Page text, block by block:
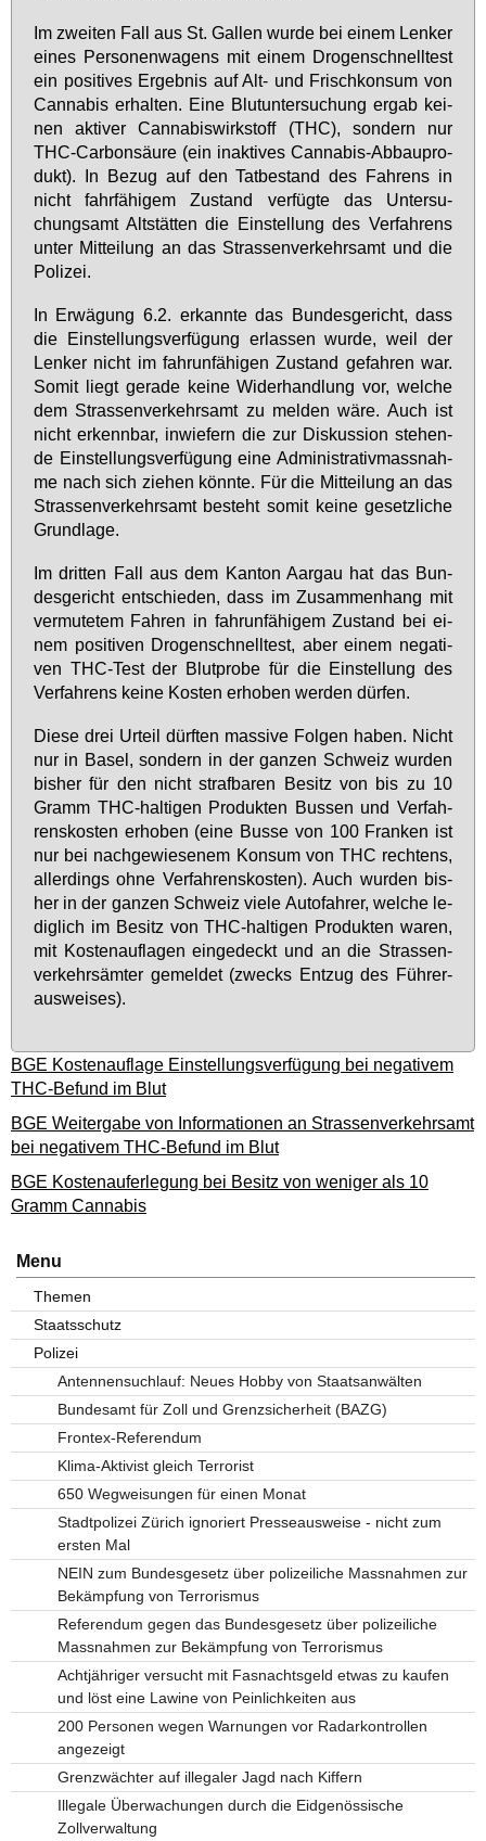
Im zwei­ten Fall aus St. Gal­len wur­de bei ei­nem Len­ker
ei­nes Per­so­nen­wa­gens mit ei­nem Dro­gen­schnell­test
ein po­si­ti­ves Er­geb­nis auf Alt- und Frisch­kon­sum von
Can­na­bis er­hal­ten. Ei­ne Blut­un­ter­su­chung er­gab kei­
nen ak­ti­ver Can­na­bis­wirk­stoff (THC), son­dern nur
THC-Car­bon­säu­re (ein in­ak­ti­ves Can­na­bis-Ab­bau­pro­
dukt). In Be­zug auf den Tat­be­stand des Fah­rens in
nicht fahr­fä­hi­gem Zu­stand ver­füg­te das Un­ter­su­
chungs­amt Alt­stät­ten die Ein­stel­lung des Ver­fah­rens
un­ter Mit­tei­lung an das Stras­sen­ver­kehrs­amt und die
Po­li­zei.
In Er­wä­gung 6.2. er­kann­te das Bun­des­ge­richt, dass
die Ein­stel­lungs­ver­fü­gung er­las­sen wur­de, weil der
Len­ker nicht im fahr­un­fä­hi­gen Zu­stand ge­fah­ren war.
So­mit liegt ge­ra­de kei­ne Wi­der­hand­lung vor, wel­che
dem Stras­sen­ver­kehrs­amt zu mel­den wä­re. Auch ist
nicht er­kenn­bar, in­wie­fern die zur Dis­kus­si­on ste­hen­
de Ein­stel­lungs­ver­fü­gung ei­ne Ad­mi­nis­tra­tiv­mass­nah­
me nach sich zie­hen könn­te. Für die Mit­tei­lung an das
Stras­sen­ver­kehrs­amt be­steht so­mit kei­ne ge­setz­li­che
Grund­la­ge.
Im drit­ten Fall aus dem Kan­ton Aar­gau hat das Bun­
des­ge­richt ent­schie­den, dass im Zu­sam­men­hang mit
ver­mu­te­tem Fah­ren in fahr­un­fä­hi­gem Zu­stand bei ei­
nem po­si­ti­ven Dro­gen­schnell­test, aber ei­nem ne­ga­ti­
ven THC-Test der Blut­pro­be für die Ein­stel­lung des
Ver­fah­rens kei­ne Kos­ten er­ho­ben wer­den dür­fen.
Die­se drei Ur­teil dürf­ten mas­si­ve Fol­gen ha­ben. Nicht
nur in Ba­sel, son­dern in der gan­zen Schweiz wur­den
bis­her für den nicht straf­ba­ren Be­sitz von bis zu 10
Gramm THC-hal­ti­gen Pro­duk­ten Bus­sen und Ver­fah­
rens­kos­ten er­ho­ben (ei­ne Bus­se von 100 Fran­ken ist
nur bei nach­ge­wie­se­nem Kon­sum von THC rech­tens,
al­ler­dings oh­ne Ver­fah­rens­kos­ten). Auch wur­den bis­
her in der gan­zen Schweiz vie­le Au­to­fah­rer, wel­che le­
dig­lich im Be­sitz von THC-hal­ti­gen Pro­duk­ten wa­ren,
mit Kos­ten­auf­la­gen ein­ge­deckt und an die Stras­sen­
ver­kehrs­äm­ter ge­mel­det (zwecks Ent­zug des Füh­rer­
aus­wei­ses).
BGE Kostenauflage Einstellungsverfügung bei negativem
THC-Befund im Blut
BGE Weitergabe von Informationen an Strassenverkehrsamt
bei negativem THC-Befund im Blut
BGE Kostenauferlegung bei Besitz von weniger als 10
Gramm Cannabis
Menu
Themen
Staatsschutz
Polizei
Antennensuchlauf: Neues Hobby von Staatsanwälten
Bundesamt für Zoll und Grenzsicherheit (BAZG)
Frontex-Referendum
Klima-Aktivist gleich Terrorist
650 Wegweisungen für einen Monat
Stadtpolizei Zürich ignoriert Presseausweise - nicht zum
ersten Mal
NEIN zum Bundesgesetz über polizeiliche Massnahmen zur
Bekämpfung von Terrorismus
Referendum gegen das Bundesgesetz über polizeiliche
Massnahmen zur Bekämpfung von Terrorismus
Achtjähriger versucht mit Fasnachtsgeld etwas zu kaufen
und löst eine Lawine von Peinlichkeiten aus
200 Personen wegen Warnungen vor Radarkontrollen
angezeigt
Grenzwächter auf illegaler Jagd nach Kiffern
Illegale Überwachungen durch die Eidgenössische
Zollverwaltung